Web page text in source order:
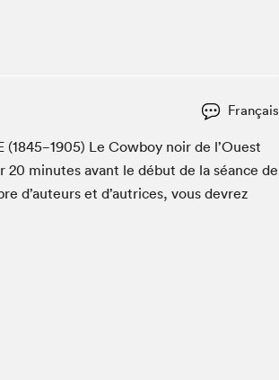
dans ta classe
scolaires Hydro-Québec
Français
(1845−1905) Le Cow­boy noir de l’Ouest
20 min­utes avant le début de la séance de
d’auteurs et d’autrices, vous devrez